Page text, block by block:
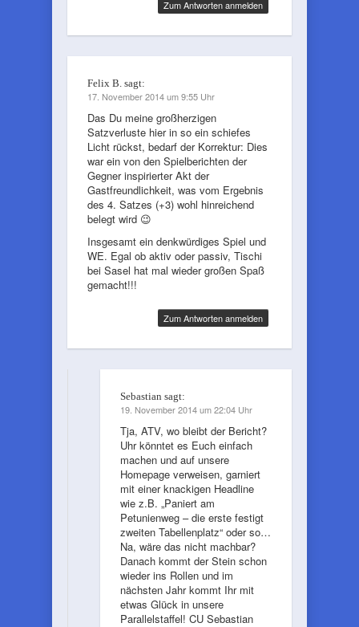
Zum Antworten anmelden
Felix B. sagt:
17. November 2014 um 9:55 Uhr
Das Du meine großherzigen
Satzverluste hier in so ein schiefes
Licht rückst, bedarf der Korrektur: Dies
war ein von den Spielberichten der
Gegner inspirierter Akt der
Gastfreundlichkeit, was vom Ergebnis
des 4. Satzes (+3) wohl hinreichend
belegt wird 😉
Insgesamt ein denkwürdiges Spiel und
WE. Egal ob aktiv oder passiv, Tischi
bei Sasel hat mal wieder großen Spaß
gemacht!!!
Zum Antworten anmelden
Sebastian sagt:
19. November 2014 um 22:04 Uhr
Tja, ATV, wo bleibt der Bericht?
Uhr könntet es Euch einfach
machen und auf unsere
Homepage verweisen, garniert
mit einer knackigen Headline
wie z.B. „Paniert am
Petunienweg – die erste festigt
zweiten Tabellenplatz“ oder so…
Na, wäre das nicht machbar?
Danach kommt der Stein schon
wieder ins Rollen und im
nächsten Jahr kommt Ihr mit
etwas Glück in unsere
Parallelstaffel! CU Sebastian